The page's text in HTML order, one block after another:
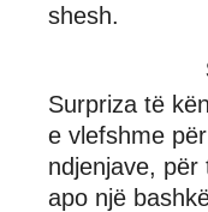
shesh.
Surpriza të
e vlefshme
ndjenjave, për
apo një